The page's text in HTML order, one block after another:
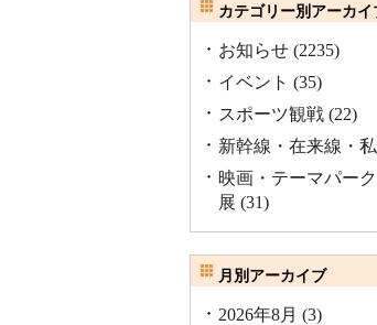
カテゴリー別アーカイ
お知らせ (2235)
イベント (35)
スポーツ観戦 (22)
新幹線・在来線・
映画・テーマパー
展 (31)
月別アーカイブ
2026年8月 (3)